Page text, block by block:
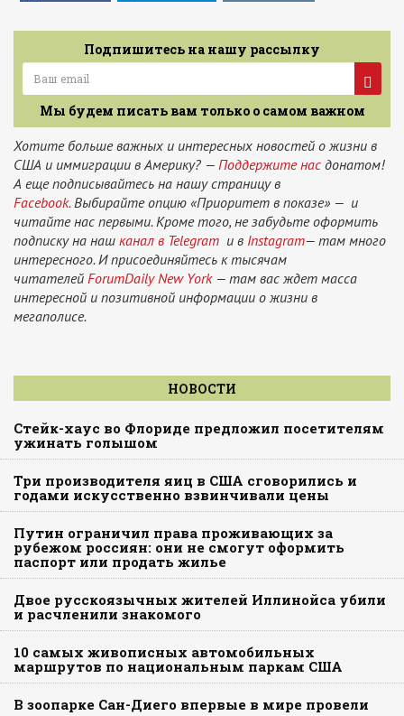
Подпишитесь на нашу рассылку
Мы будем писать вам только о самом важном
Хотите больше важных и интересных новостей о жизни в
США и иммиграции в Америку? — Поддержите нас донатом!
А еще подписывайтесь на нашу страницу в
Facebook.Выбирайте опцию «Приоритет в показе» — и
читайте нас первыми. Кроме того, не забудьте оформить
подписку на наш канал в Telegram и в Instagram— там много
интересного. И присоединяйтесь к тысячам
читателей ForumDaily New York— там вас ждет масса
интересной и позитивной информации о жизни в
мегаполисе.
НОВОСТИ
Стейк-хаус во Флориде предложил посетителям
ужинать голышом
Три производителя яиц в США сговорились и
годами искусственно взвинчивали цены
Путин ограничил права проживающих за
рубежом россиян: они не смогут оформить
паспорт или продать жилье
Двое русскоязычных жителей Иллинойса убили
и расчленили знакомого
10 самых живописных автомобильных
маршрутов по национальным паркам США
В зоопарке Сан-Диего впервые в мире провели